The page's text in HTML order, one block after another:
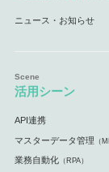
ニュース・お知らせ
活用シーン
API連携
マスターデータ管理 （
業務自動化（RPA）